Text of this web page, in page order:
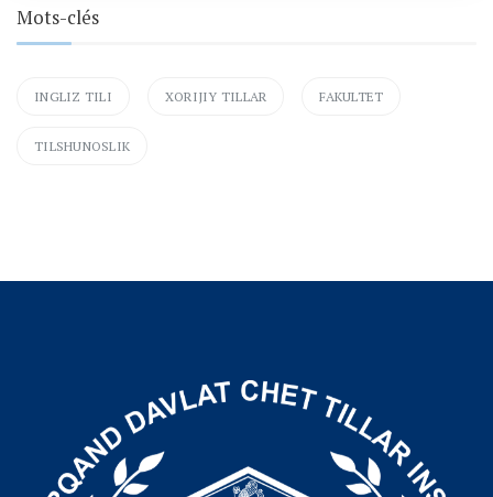
Mots-clés
INGLIZ TILI XORIJIY TILLAR FAKULTET
TILSHUNOSLIK